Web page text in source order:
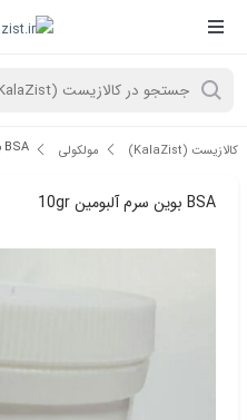
کالازیست (KalaZist) مولکولی BSA بوین سرم آلبومین 10gr
BSA بوین سرم آلبومین 10gr